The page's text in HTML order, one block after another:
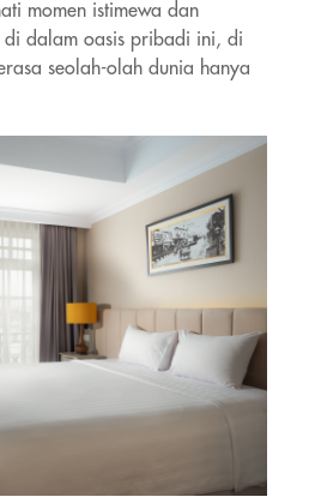
momen istimewa dan
di dalam oasis pribadi ini, di
seolah-olah dunia hanya